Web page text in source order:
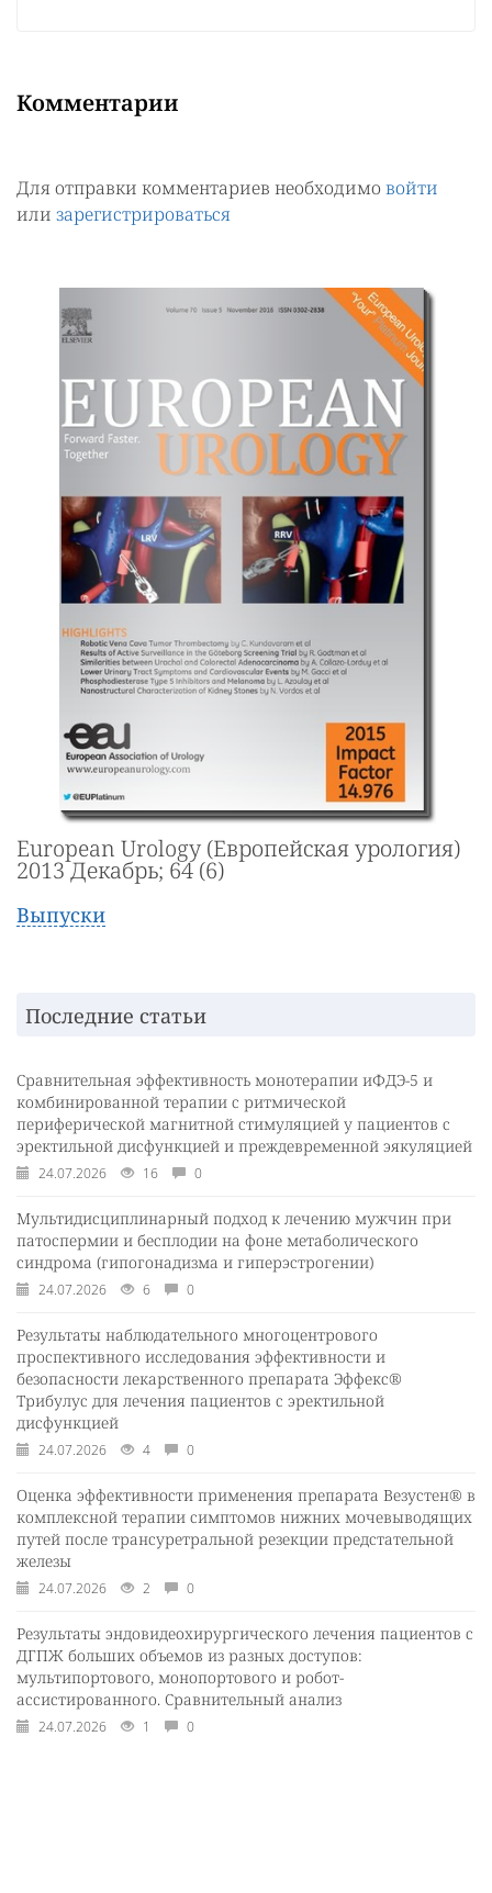
Комментарии
Для отправки комментариев необходимо войти
или зарегистрироваться
European Urology (Европейская урология)
2013 Декабрь; 64 (6)
Выпуски
Последние статьи
Сравнительная эффективность монотерапии иФДЭ-5 и
комбинированной терапии с ритмической
периферической магнитной стимуляцией у пациентов с
эректильной дисфункцией и преждевременной эякуляцией
24.07.2026 16 0
Мультидисциплинарный подход к лечению мужчин при
патоспермии и бесплодии на фоне метаболического
синдрома (гипогонадизма и гиперэстрогении)
24.07.2026 6 0
Результаты наблюдательного многоцентрового
проспективного исследования эффективности и
безопасности лекарственного препарата Эффекс®
Трибулус для лечения пациентов с эректильной
дисфункцией
24.07.2026 4 0
Оценка эффективности применения препарата Везустен® в
комплексной терапии симптомов нижних мочевыводящих
путей после трансуретральной резекции предстательной
железы
24.07.2026 2 0
Результаты эндовидеохирургического лечения пациентов с
ДГПЖ больших объемов из разных доступов:
мультипортового, монопортового и робот-
ассистированного. Сравнительный анализ
24.07.2026 1 0